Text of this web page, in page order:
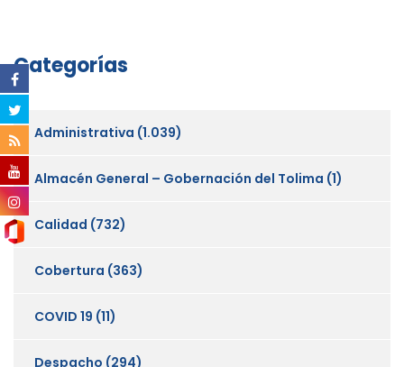
Categorías
Administrativa (1.039)
Almacén General – Gobernación del Tolima (1)
Calidad (732)
Cobertura (363)
COVID 19 (11)
Despacho (294)